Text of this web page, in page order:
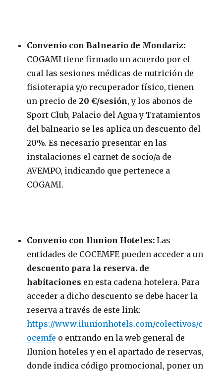
Convenio con Balneario de Mondariz:
COGAMI tiene firmado un acuerdo por el
cual las sesiones médicas de nutrición de
fisioterapia y/o recuperador físico, tienen
un precio de20 €/sesión, y los abonos de
Sport Club, Palacio del Agua y Tratamientos
del balneario se les aplica un descuento del
20%. Es necesario presentar en las
instalaciones el carnet de socio/a de
AVEMPO, indicando que pertenece a
COGAMI.
Convenio con Ilunion Hoteles: Las
entidades de COCEMFE pueden acceder a un
descuento para la reserva. de
habitaciones en esta cadena hotelera. Para
acceder a dicho descuento se debe hacer la
reserva a través de este link:
https://www.ilunionhotels.com/colectivos/c
ocemfe o entrando en la web general de
Ilunion hoteles y en el apartado de reservas,
donde indica código promocional, poner un